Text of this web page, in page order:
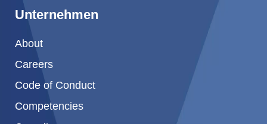
Unternehmen
About
Careers
Code of Conduct
Competencies